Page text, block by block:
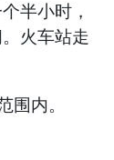
半小时，
火车站走
围内。